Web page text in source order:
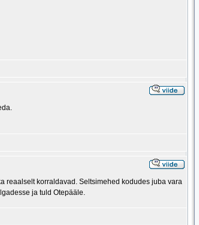
reaalselt korraldavad. Seltsimehed kodudes juba vara
ja tuld Otepääle.